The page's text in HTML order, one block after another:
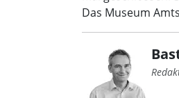
Das Museum